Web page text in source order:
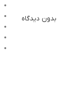
بدون دیدگاه